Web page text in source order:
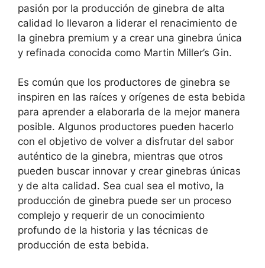
pasión por la producción de ginebra de alta
calidad lo llevaron a liderar el renacimiento de
la ginebra premium y a crear una ginebra única
y refinada conocida como Martin Miller’s Gin.
Es común que los productores de ginebra se
inspiren en las raíces y orígenes de esta bebida
para aprender a elaborarla de la mejor manera
posible. Algunos productores pueden hacerlo
con el objetivo de volver a disfrutar del sabor
auténtico de la ginebra, mientras que otros
pueden buscar innovar y crear ginebras únicas
y de alta calidad. Sea cual sea el motivo, la
producción de ginebra puede ser un proceso
complejo y requerir de un conocimiento
profundo de la historia y las técnicas de
producción de esta bebida.